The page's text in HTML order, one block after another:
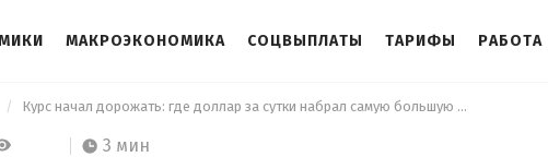
МАКРОЭКОНОМИКА СОЦВЫПЛАТЫ ТАРИФЫ РАБОТА
Курс начал дорожать: где доллар за сутки набрал самую большую цену
3 мин